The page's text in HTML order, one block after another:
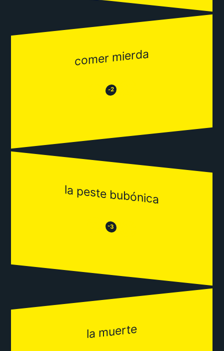
comer mierda
😒 -2 😂
la peste bubónica
😒 -3 😂
la muerte